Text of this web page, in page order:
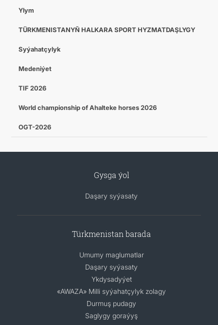
Ylym
TÜRKMENISTANYŇ HALKARA SPORT HYZMATDAŞLYGY
Syýahatçylyk
Medeniýet
TIF 2026
World championship of Ahalteke horses 2026
OGT-2026
Gysga ýol
Daşary syýasaty
Türkmenistan barada
Umumy maglumatlar
Daşary syýasaty
Ykdysadyýet
«AWAZA» Milli syýahatçylyk zolagy
Durmuş pudagy
Saglygy goraýyş